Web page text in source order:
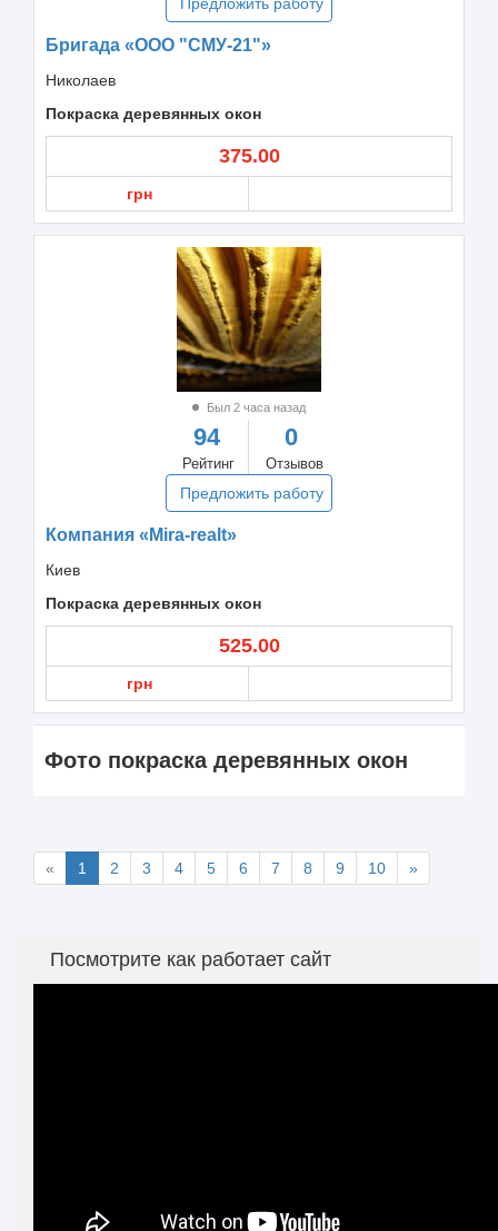
Бригада «ООО "СМУ-21"»
Николаев
Покраска деревянных окон
375.00
грн
Был 2 часа назад
94
Рейтинг
0
Отзывов
Предложить работу
Компания «Mira-realt»
Киев
Покраска деревянных окон
525.00
грн
Фото покраска деревянных окон
« 1 2 3 4 5 6 7 8 9 10 »
Посмотрите как работает сайт